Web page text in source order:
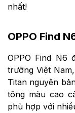
nhất!
OPPO Find
OPPO Find N6
trường Việt
Titan nguyên
tông màu cao
phù hợp với